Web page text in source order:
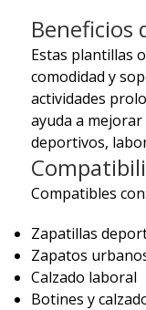
Beneficios
Estas plantillas
comodidad y
actividades
ayuda a mejorar
deportivos,
Compatibles con:
Zapatillas
Zapatos
Calzado laboral
Botines y